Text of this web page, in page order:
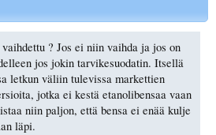
? Jos ei niin vaihda ja jos on
jos jokin tarvikesuodatin. Itsellä
letkun väliin tulevissa markettien
jotka ei kestä etanolibensaa vaan
niin paljon, että bensa ei enää kulje
läpi.